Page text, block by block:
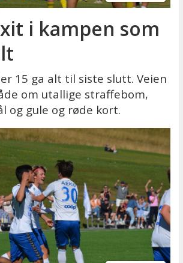
i kampen som
15 ga alt til siste slutt. Veien
om utallige straffebom,
og gule og røde kort.